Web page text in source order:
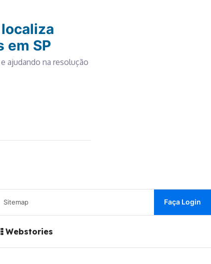
em SP
ajudando na resolução
Sitemap Faça Login
Webstories